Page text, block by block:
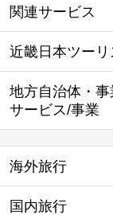
関連サービス
近畿日本ツー
地方自治体・事
サービス/事業
海外旅行
国内旅行